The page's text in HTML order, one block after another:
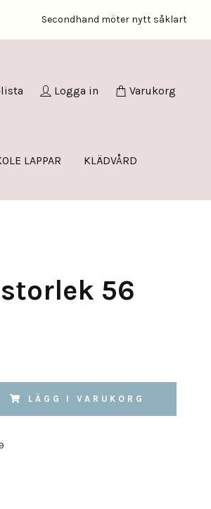
Secondhand möter nytt såklart
Logga in Varukorg
LAPPAR
KLÄDVÅRD
56
LÄGG I VARUKORG